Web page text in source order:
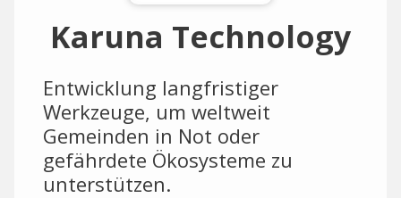
Karuna Technology
Entwicklung langfristiger
Werkzeuge, um weltweit
Gemeinden in Not oder
gefährdete Ökosysteme zu
unterstützen.